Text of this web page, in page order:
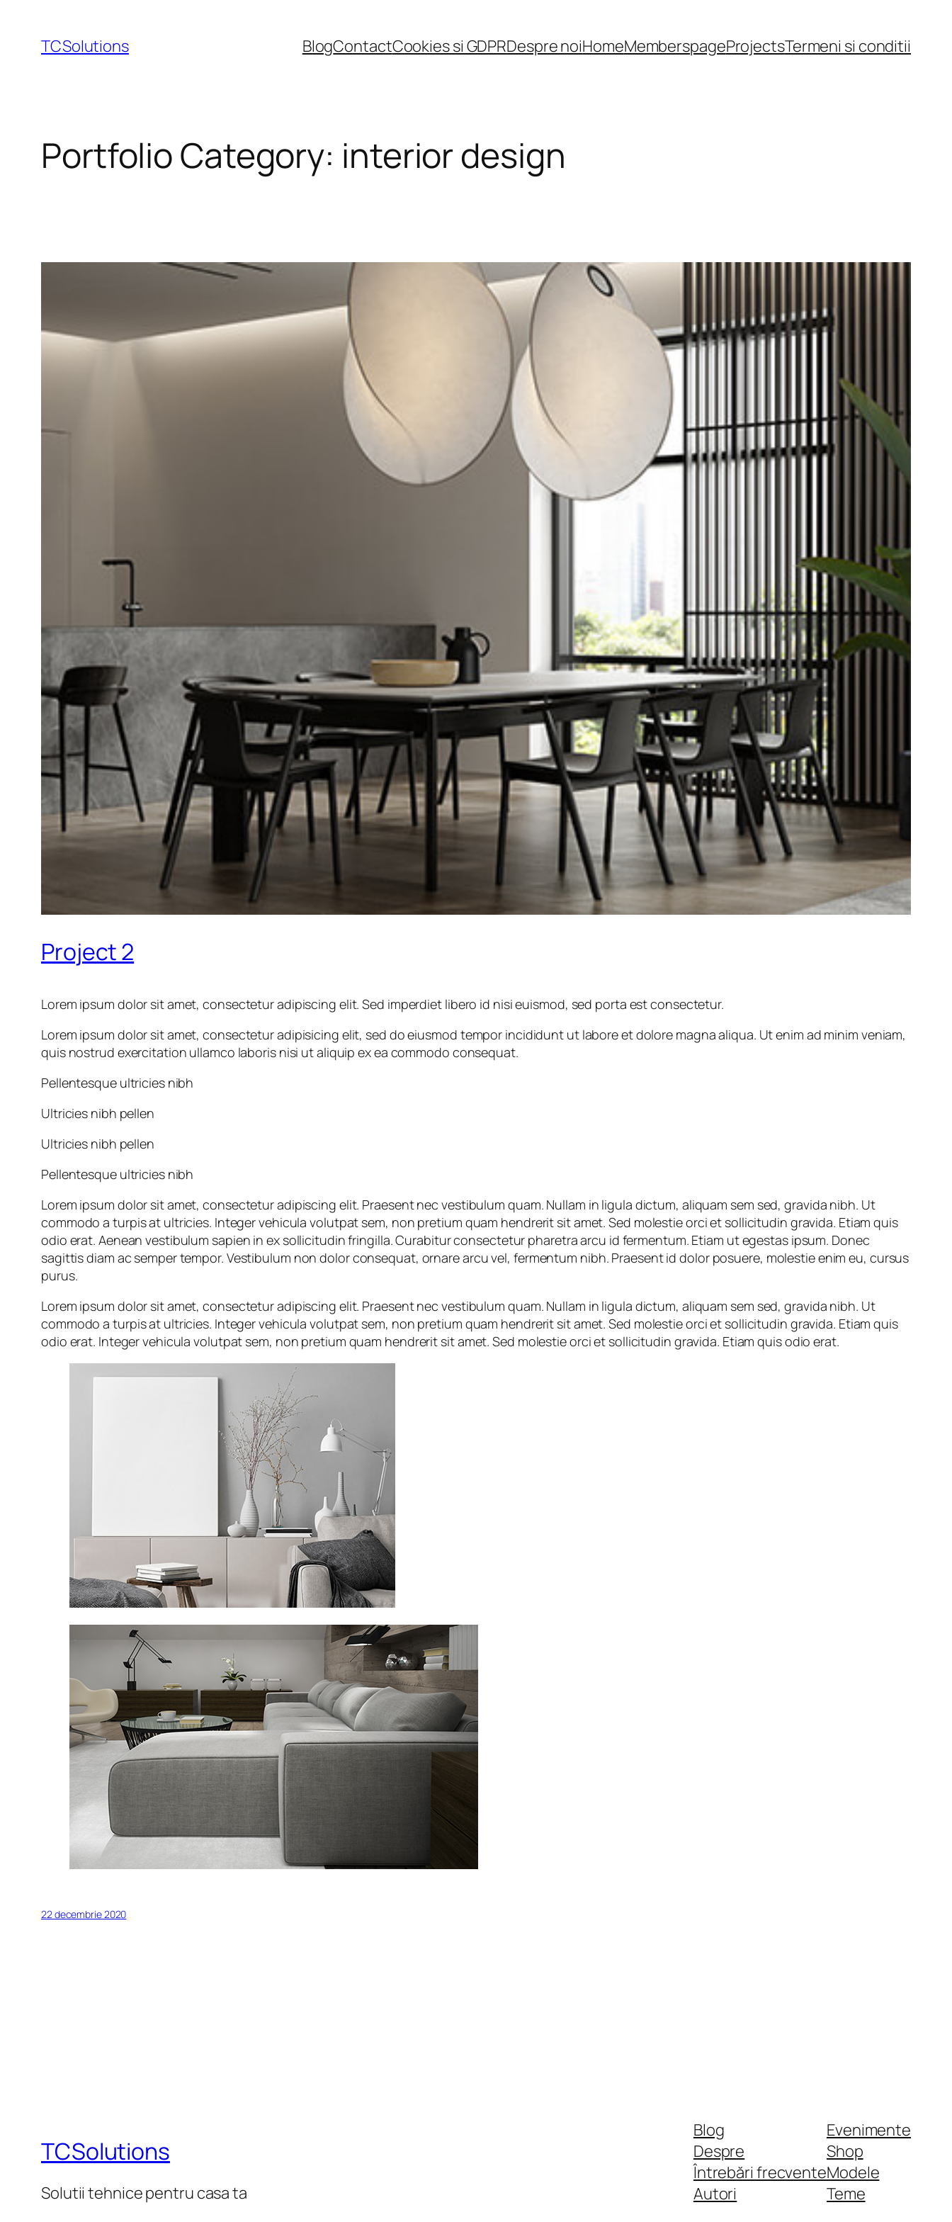
conținut
TCSolutions BlogContactCookies si GDPRDespre noiHomeMemberspageProjectsTermeni si conditii
Portfolio Category: interior design
Project 2
Lorem ipsum dolor sit amet, consectetur adipiscing elit. Sed imperdiet libero id nisi euismod, sed porta est consectetur.
Lorem ipsum dolor sit amet, consectetur adipisicing elit, sed do eiusmod tempor incididunt ut labore et dolore magna aliqua. Ut enim ad minim veniam,
quis nostrud exercitation ullamco laboris nisi ut aliquip ex ea commodo consequat.
Pellentesque ultricies nibh
Ultricies nibh pellen
Ultricies nibh pellen
Pellentesque ultricies nibh
Lorem ipsum dolor sit amet, consectetur adipiscing elit. Praesent nec vestibulum quam. Nullam in ligula dictum, aliquam sem sed, gravida nibh. Ut
commodo a turpis at ultricies. Integer vehicula volutpat sem, non pretium quam hendrerit sit amet. Sed molestie orci et sollicitudin gravida. Etiam quis
odio erat. Aenean vestibulum sapien in ex sollicitudin fringilla. Curabitur consectetur pharetra arcu id fermentum. Etiam ut egestas ipsum. Donec
sagittis diam ac semper tempor. Vestibulum non dolor consequat, ornare arcu vel, fermentum nibh. Praesent id dolor posuere, molestie enim eu, cursus
purus.
Lorem ipsum dolor sit amet, consectetur adipiscing elit. Praesent nec vestibulum quam. Nullam in ligula dictum, aliquam sem sed, gravida nibh. Ut
commodo a turpis at ultricies. Integer vehicula volutpat sem, non pretium quam hendrerit sit amet. Sed molestie orci et sollicitudin gravida. Etiam quis
odio erat. Integer vehicula volutpat sem, non pretium quam hendrerit sit amet. Sed molestie orci et sollicitudin gravida. Etiam quis odio erat.
22 decembrie 2020
TCSolutions
Solutii tehnice pentru casa ta
Blog
Despre
Întrebări frecvente
Autori
Evenimente
Shop
Modele
Teme